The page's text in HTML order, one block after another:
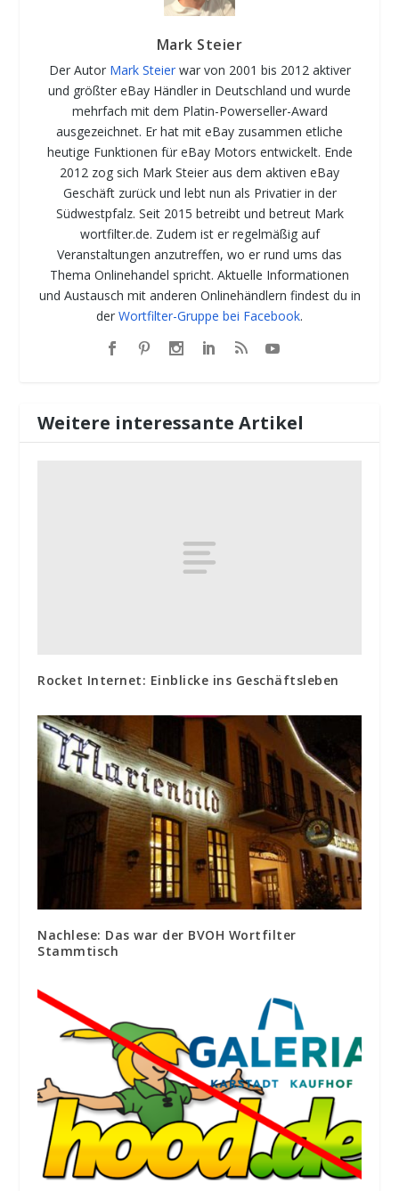
Mark Steier
Der Autor Mark Steierwar von 2001 bis 2012 aktiver
und größter eBay Händler in Deutschland und wurde
mehrfach mit dem Platin-Powerseller-Award
ausgezeichnet. Er hat mit eBay zusammen etliche
heutige Funktionen für eBay Motors entwickelt. Ende
2012 zog sich Mark Steier aus dem aktiven eBay
Geschäft zurück und lebt nun als Privatier in der
Südwestpfalz. Seit 2015 betreibt und betreut Mark
wortfilter.de. Zudem ist er regelmäßig auf
Veranstaltungen anzutreffen, wo er rund ums das
Thema Onlinehandel spricht. Aktuelle Informationen
und Austausch mit anderen Onlinehändlern findest du in
der Wortfilter-Gruppe bei Facebook.
Weitere interessante Artikel
Rocket Internet: Einblicke ins Geschäftsleben
Nachlese: Das war der BVOH Wortfilter
Stammtisch